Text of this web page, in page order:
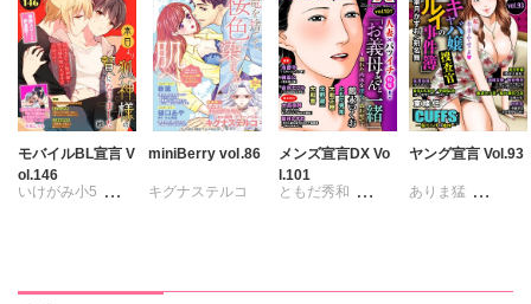
星脇リカ
清水沙斗子
海月うる子
さくら蒼
踊る毒林檎
六原ミッカ
小出ちゃこ
星脇リカ
清水沙斗子
海月うる子
さくら蒼
踊る毒林檎
六原ミッカ
清水沙斗子
海月うる子
さくら蒼
踊る毒林檎
六原ミッカ
小出ちゃこ
紅ヶ屋
清水沙斗子
海月うる子
さくら蒼
踊る毒林檎
六原ミッカ
小出ちゃこ
モバイルBL宣言 V
ol.146
いけがみ小5
miniBerry vol.86
キグナステルコ
メンズ宣言DX Vo
l.101
ともだ秀和
ヤング宣言 Vol.93
ありま猛